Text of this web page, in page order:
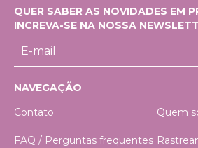
QUER SABER AS NOVIDADES EM
INCREVA-SE NA NOSSA
NAVEGAÇÃO
Contato
Quem
FAQ / Perguntas frequentes